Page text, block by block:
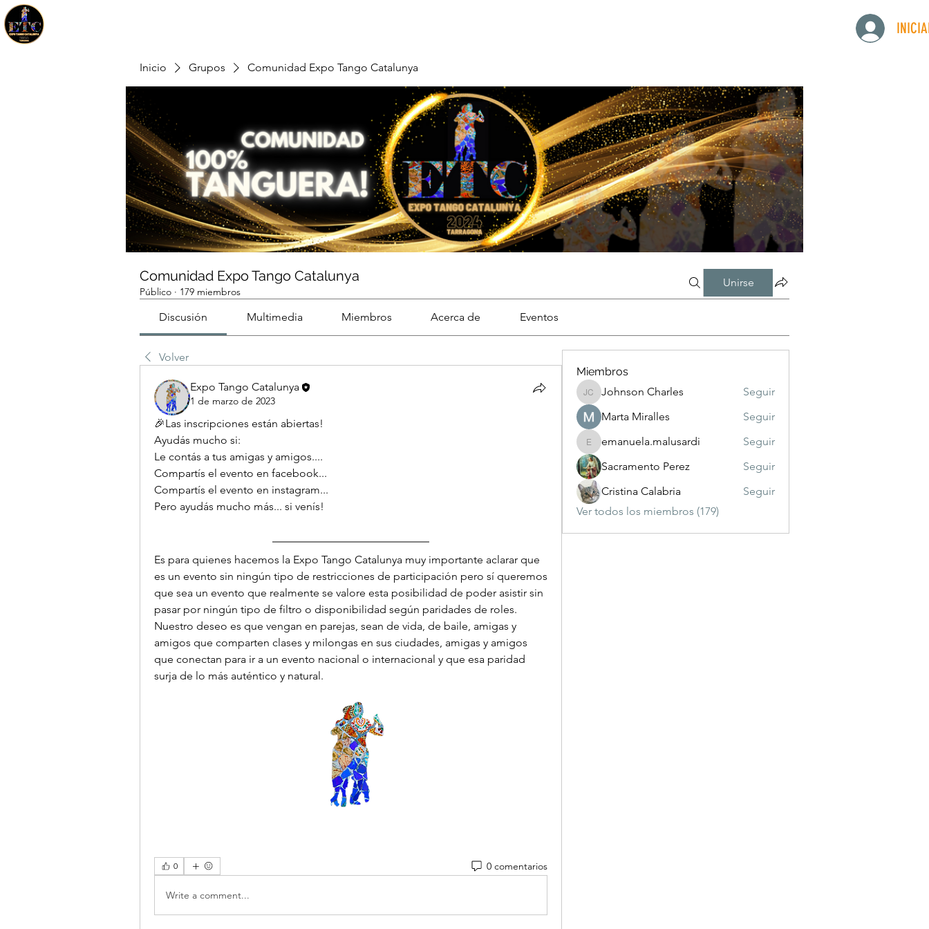
Inicio Grupos Comunidad Expo Tango Catalunya
Comunidad Expo Tango Catalunya
Público · 179 miembros
Unirse
Discusión Multimedia Miembros Acerca de Eventos
Volver
Expo Tango Catalunya
1 de marzo de 2023
🎉Las inscripciones están abiertas!
Ayudás mucho si:
Le contás a tus amigas y amigos....
Compartís el evento en facebook...
Compartís el evento en instagram...
Pero ayudás mucho más... si venís!
Es para quienes hacemos la Expo Tango Catalunya muy importante aclarar que
es un evento sin ningún tipo de restricciones de participación pero sí queremos
que sea un evento que realmente se valore esta posibilidad de poder asistir sin
pasar por ningún tipo de filtro o disponibilidad según paridades de roles.
Nuestro deseo es que vengan en parejas, sean de vida, de baile, amigas y
amigos que comparten clases y milongas en sus ciudades, amigas y amigos
que conectan para ir a un evento nacional o internacional y que esa paridad
surja de lo más auténtico y natural.
0 0 comentarios
Write a comment...
Miembros
Johnson Charles
Johnson Charles
Seguir
Marta Miralles
Seguir
emanuela.malusardi
emanuela.malusardi
Seguir
Sacramento Perez
Seguir
Cristina Calabria
Seguir
Ver todos los miembros (179)